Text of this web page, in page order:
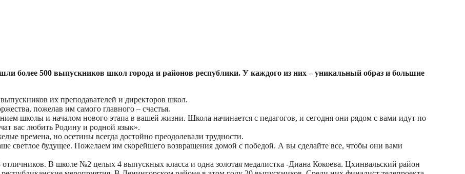
более 500 выпускников школ города и районов республики. У каждого из них – уникальный образ и большие
их преподавателей и директоров школ.
пожелав им самого главного – счастья.
школы и началом нового этапа в вашей жизни. Школа начинается с педагогов, и сегодня они рядом с вами идут по
вас любить Родину и родной язык».
времена, но осетины всегда достойно преодолевали трудности.
светлое будущее. Пожелаем им скорейшего возвращения домой с победой. А вы сделайте все, чтобы они вами
В школе №2 целых 4 выпускных класса и одна золотая медалистка -Диана Кокоева. Цхинвальский район